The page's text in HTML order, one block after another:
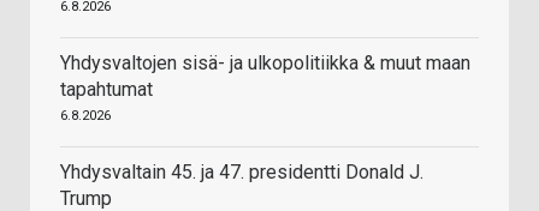
6.8.2026
Yhdysvaltojen sisä- ja ulkopolitiikka & muut maan
tapahtumat
6.8.2026
Yhdysvaltain 45. ja 47. presidentti Donald J.
Trump